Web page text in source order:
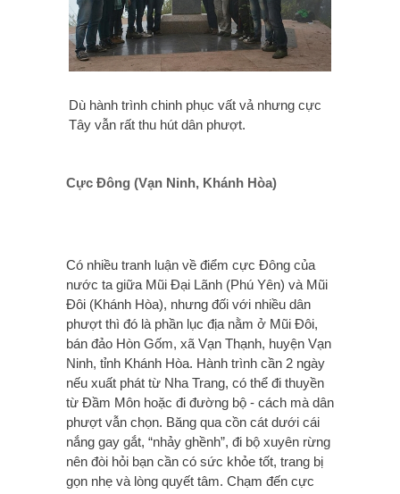
Dù hành trình chinh phục vất vả nhưng cực
Tây vẫn rất thu hút dân phượt.
Cực Đông (Vạn Ninh, Khánh Hòa)
Có nhiều tranh luận về điểm cực Đông của
nước ta giữa Mũi Đại Lãnh (Phú Yên) và Mũi
Đôi (Khánh Hòa), nhưng đối với nhiều dân
phượt thì đó là phần lục địa nằm ở Mũi Đôi,
bán đảo Hòn Gốm, xã Vạn Thạnh, huyện Vạn
Ninh, tỉnh Khánh Hòa. Hành trình cần 2 ngày
nếu xuất phát từ Nha Trang, có thể đi thuyền
từ Đầm Môn hoặc đi đường bộ - cách mà dân
phượt vẫn chọn. Băng qua cồn cát dưới cái
nắng gay gắt, “nhảy ghềnh”, đi bộ xuyên rừng
nên đòi hỏi bạn cần có sức khỏe tốt, trang bị
gọn nhẹ và lòng quyết tâm. Chạm đến cực